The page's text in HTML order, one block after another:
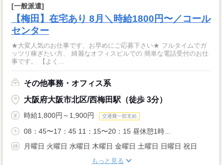
[一般派遣]
【梅田】在宅あり 8月＼時給1800円〜／コール
センター
★大変人気のお仕事です、お早めにご応募下さい★ フルタイムでガ
ッツリ稼ぎたい方、 綺麗なオフィスビルでの 簡単な電話受付のお仕
事です。 【よく...
その他事務・オフィス系
大阪府大阪市北区/西梅田駅（徒歩 3分）
時給1,800円～1,900円 交通費一部支給
08：45〜17：45 11：15〜20：15 昼休憩1時...
月曜日 火曜日 水曜日 木曜日 金曜日 土曜日 日曜日 祝日
もっと見る